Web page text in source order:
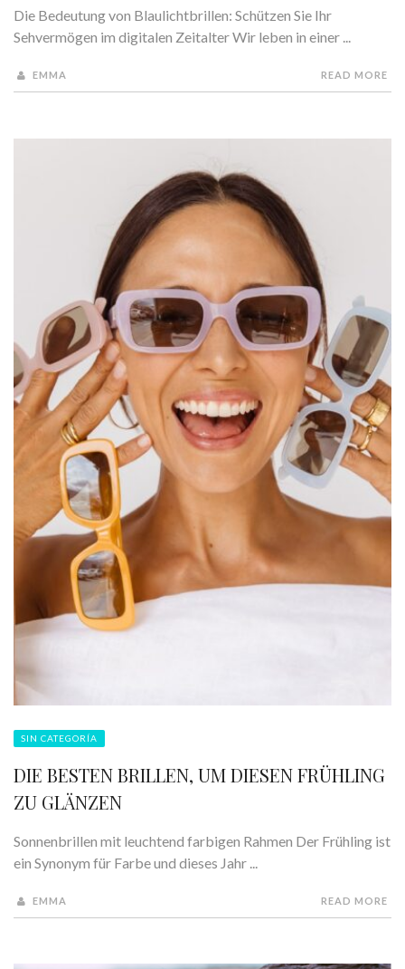
Die Bedeutung von Blaulichtbrillen: Schützen Sie Ihr
Sehvermögen im digitalen Zeitalter Wir leben in einer ...
EMMA READ MORE
SIN CATEGORÍA
DIE BESTEN BRILLEN, UM DIESEN FRÜHLING
ZU GLÄNZEN
Sonnenbrillen mit leuchtend farbigen Rahmen Der Frühling ist
ein Synonym für Farbe und dieses Jahr ...
EMMA READ MORE